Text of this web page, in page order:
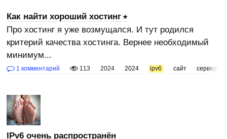
Как найти хороший хостинг
Про хостинг я уже возмущался. И тут родился
критерий качества хостинга. Вернее необходимый
минимум...
1 комментарий 113 2024 2024 ipv6 сайт сервер
IPv6 очень распространён